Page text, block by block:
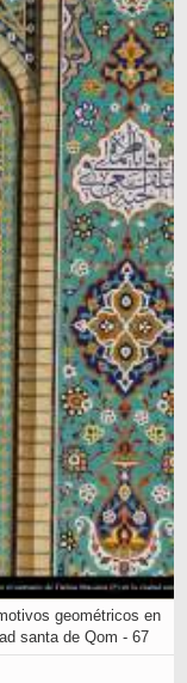
geométricos en
santa de Qom - 67